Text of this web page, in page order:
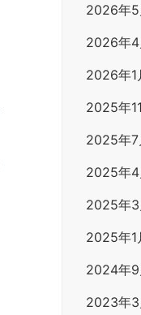
2026年5
2026年4
2026年1
2025年
2025年7
2025年4
2025年3
2025年1
2024年9
2023年3